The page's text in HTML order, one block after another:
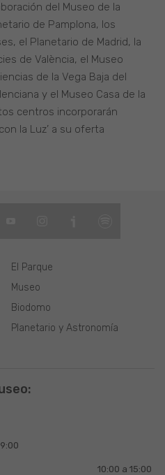
del Museo de la
de Pamplona, los
el Planetario de Madrid, la
de València, el Museo
de la Vega Baja del
y el Museo Casa de la
centros incorporarán
la Luz’ a su oferta
El Parque
Museo
Biodomo
Planetario y Astronomía
10:00 a 15:00